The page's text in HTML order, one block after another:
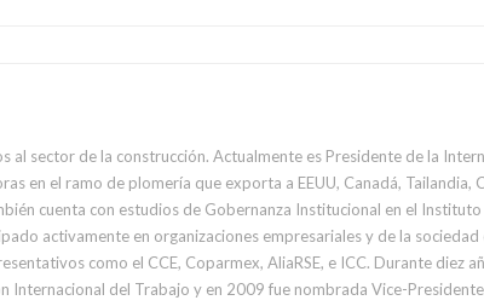
sector de la construcción. Actualmente es Presidente de la
en el ramo de plomería que exporta a EEUU, Canadá, Tailandia,
cuenta con estudios de Gobernanza Institucional en el
activamente en organizaciones empresariales y de la
como el CCE, Coparmex, AliaRSE, e ICC. Durante diez
Internacional del Trabajo y en 2009 fue nombrada Vice-